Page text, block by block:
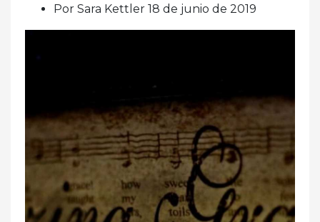
Por Sara Kettler 18 de junio de 2019